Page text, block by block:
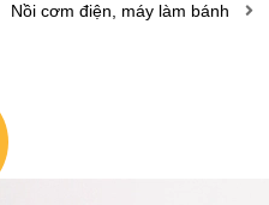
Nồi cơm điện, máy làm bánh